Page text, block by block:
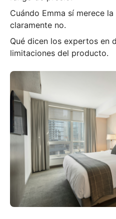
Cuándo Emma sí merece
claramente no.
Qué dicen los expertos en
limitaciones del producto.